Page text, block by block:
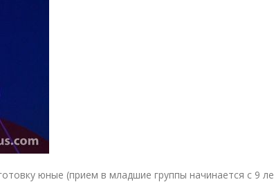
юные (прием в младшие группы начинается с 9